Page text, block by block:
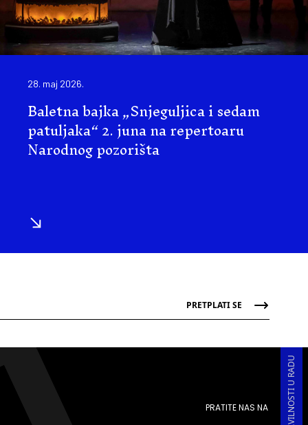
28. maj 2026.
Baletna bajka „Snjeguljica i sedam
patuljaka“ 2. juna na repertoaru
Narodnog pozorišta
PRETPLATI SE
PRATITE NAS NA